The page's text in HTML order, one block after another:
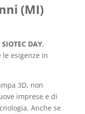
(MI)
SIOTEC DAY,
esigenze in
3D, non
imprese e di
Anche se